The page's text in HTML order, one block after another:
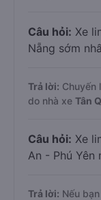
Câu hỏi: Xe
Nẵng sớm
Trả lời: Chuyến
do nhà xe Tân
Câu hỏi: Xe
An - Phú Yên
Trả lời: Nếu